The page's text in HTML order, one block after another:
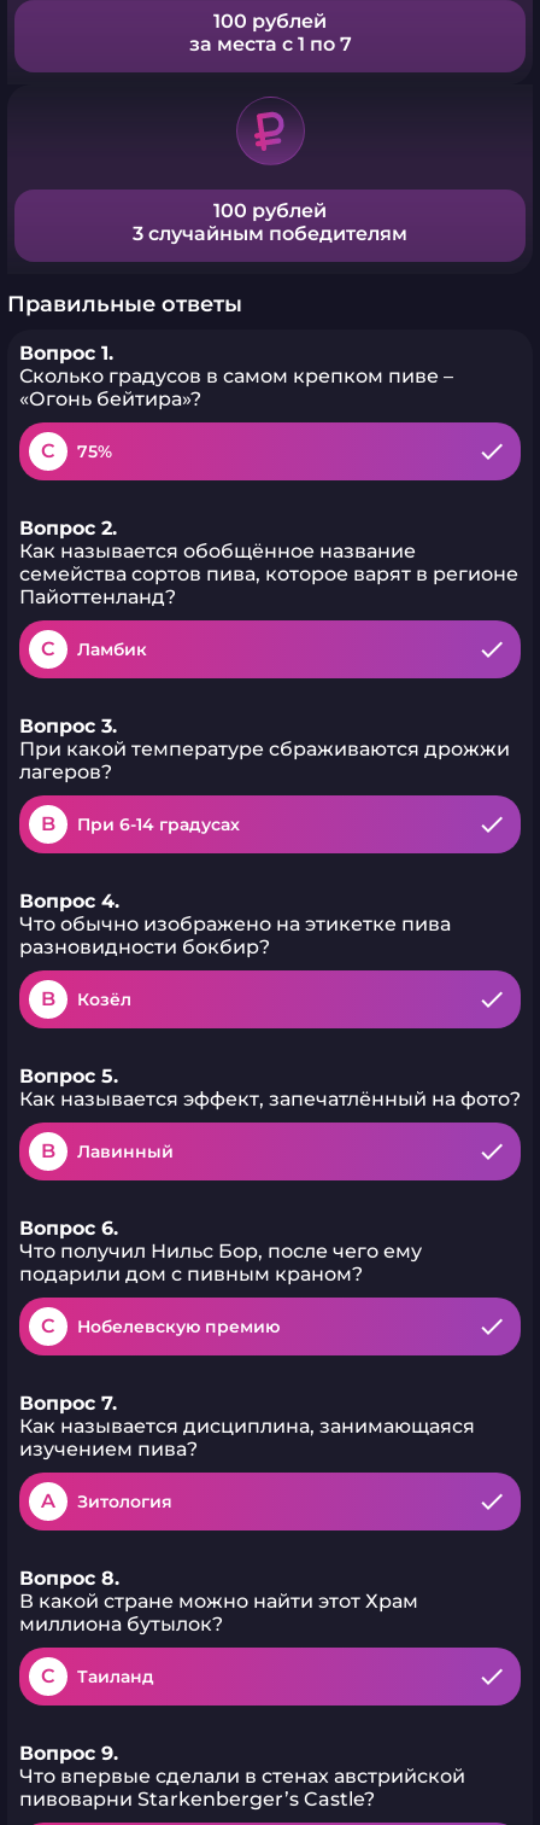
100 рублей
за места с 1 по 7
100 рублей
3 случайным победителям
Правильные ответы
Вопрос 1.
Сколько градусов в самом крепком пиве –
«Огонь бейтира»?
C 75%
Вопрос 2.
Как называется обобщённое название
семейства сортов пива, которое варят в регионе
Пайоттенланд?
C Ламбик
Вопрос 3.
При какой температуре сбраживаются дрожжи
лагеров?
B При 6-14 градусах
Вопрос 4.
Что обычно изображено на этикетке пива
разновидности бокбир?
B Козёл
Вопрос 5.
Как называется эффект, запечатлённый на фото?
B Лавинный
Вопрос 6.
Что получил Нильс Бор, после чего ему
подарили дом с пивным краном?
C Нобелевскую премию
Вопрос 7.
Как называется дисциплина, занимающаяся
изучением пива?
A Зитология
Вопрос 8.
В какой стране можно найти этот Храм
миллиона бутылок?
C Таиланд
Вопрос 9.
Что впервые сделали в стенах австрийской
пивоварни Starkenberger’s Castle?